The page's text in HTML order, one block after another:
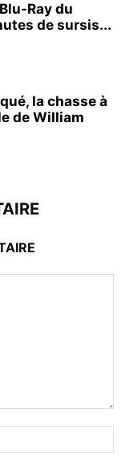
Ray du
de sursis...
la chasse à
de William